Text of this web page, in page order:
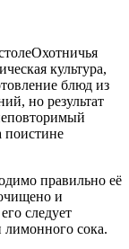
Охотничья
культура,
блюд из
но результат
поистине
правильно её
и
следует
лимонного сока.